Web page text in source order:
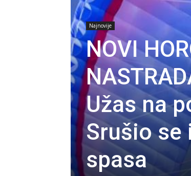
Najnovije
NOVI
Užas na
Srušio se
spasa